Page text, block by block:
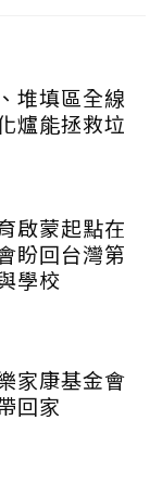
堆填區全線
爐能拯救垃
啟蒙起點在
盼回台灣第
學校
家康基金會
回家